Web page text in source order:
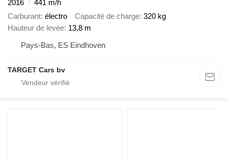
2016
441 m/h
Carburant électro Capacité de charge 320 kg
Hauteur de levée 13,8 m
Pays-Bas, ES Eindhoven
TARGET Cars bv